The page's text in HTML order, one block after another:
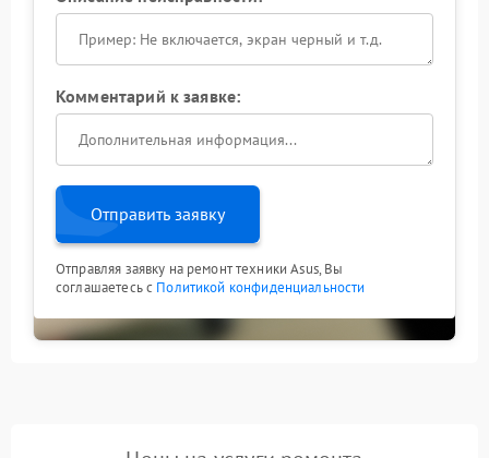
Комментарий к заявке:
Отправить заявку
Отправляя заявку на ремонт техники Asus, Вы
соглашаетесь с Политикой конфиденциальности